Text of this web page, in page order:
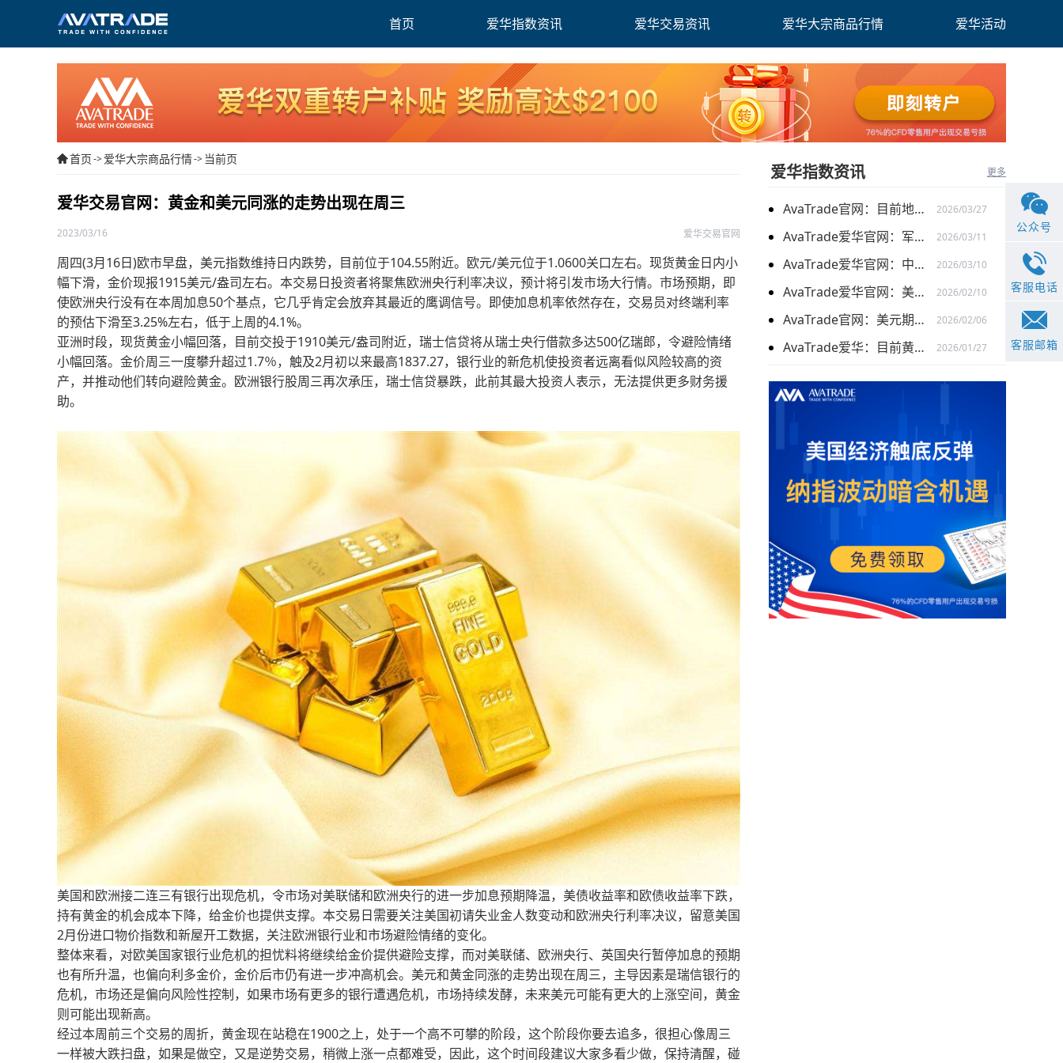
首页 爱华指数资讯 爱华交易资讯 爱华大宗商品行情 爱华活动
首页->爱华大宗商品行情-> 当前页
爱华交易官网：黄金和美元同涨的走势出现在周三
2023/03/16 爱华交易官网
周四(3月16日)欧市早盘，美元指数维持日内跌势，目前位于104.55附近。欧元/美元位于1.0600关口左右。现货黄金日内小
幅下滑，金价现报1915美元/盎司左右。本交易日投资者将聚焦欧洲央行利率决议，预计将引发市场大行情。市场预期，即
使欧洲央行没有在本周加息50个基点，它几乎肯定会放弃其最近的鹰调信号。即使加息机率依然存在，交易员对终端利率
的预估下滑至3.25%左右，低于上周的4.1%。
亚洲时段，现货黄金小幅回落，目前交投于1910美元/盎司附近，瑞士信贷将从瑞士央行借款多达500亿瑞郎，令避险情绪
小幅回落。金价周三一度攀升超过1.7％，触及2月初以来最高1837.27，银行业的新危机使投资者远离看似风险较高的资
产，并推动他们转向避险黄金。欧洲银行股周三再次承压，瑞士信贷暴跌，此前其最大投资人表示，无法提供更多财务援
助。
美国和欧洲接二连三有银行出现危机，令市场对美联储和欧洲央行的进一步加息预期降温，美债收益率和欧债收益率下跌，
持有黄金的机会成本下降，给金价也提供支撑。本交易日需要关注美国初请失业金人数变动和欧洲央行利率决议，留意美国
2月份进口物价指数和新屋开工数据，关注欧洲银行业和市场避险情绪的变化。
整体来看，对欧美国家银行业危机的担忧料将继续给金价提供避险支撑，而对美联储、欧洲央行、英国央行暂停加息的预期
也有所升温，也偏向利多金价，金价后市仍有进一步冲高机会。美元和黄金同涨的走势出现在周三，主导因素是瑞信银行的
危机，市场还是偏向风险性控制，如果市场有更多的银行遭遇危机，市场持续发酵，未来美元可能有更大的上涨空间，黄金
则可能出现新高。
经过本周前三个交易的周折，黄金现在站稳在1900之上，处于一个高不可攀的阶段，这个阶段你要去追多，很担心像周三
一样被大跌扫盘，如果是做空，又是逆势交易，稍微上涨一点都难受，因此，这个时间段建议大家多看少做，保持清醒，碰
爱华指数资讯 更多
AvaTrade官网：目前地缘关系引发的供需的变化，带来的燃料油价格持续上涨 2026/03/27
AvaTrade爱华官网：军事行动的担忧下，黄金价格持续上涨 2026/03/11
AvaTrade爱华官网：中东局势以及避险需求下，黄金价格走势稳健 2026/03/10
AvaTrade爱华官网：美元走弱以及就业数据疲软，美股三大指数集体上涨 2026/02/10
AvaTrade官网：美元期货走强的情况下，现货黄金价格探底回升 2026/02/06
AvaTrade爱华：目前黄金价格涨势延续，关注全球市场变化 2026/01/27
公众号
客服电话
客服邮箱